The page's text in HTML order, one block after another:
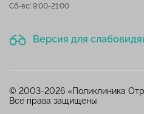
Сб-вс: 9:00-21:00
Версия для
© 2003-2026 «Поликлиника
Все права защищены